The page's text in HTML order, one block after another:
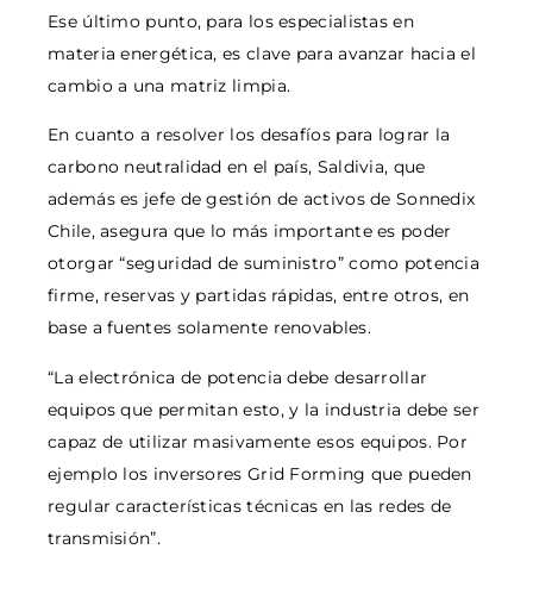
Ese último punto, para los especialistas en
materia energética, es clave para avanzar hacia el
cambio a una matriz limpia.
En cuanto a resolver los desafíos para lograr la
carbono neutralidad en el país, Saldivia, que
además es jefe de gestión de activos de Sonnedix
Chile, asegura que lo más importante es poder
otorgar “seguridad de suministro” como potencia
firme, reservas y partidas rápidas, entre otros, en
base a fuentes solamente renovables.
“La electrónica de potencia debe desarrollar
equipos que permitan esto, y la industria debe ser
capaz de utilizar masivamente esos equipos. Por
ejemplo los inversores Grid Forming que pueden
regular características técnicas en las redes de
transmisión”.